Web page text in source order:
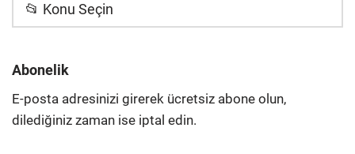
📂 Konu Seçin
Abonelik
E-posta adresinizi girerek ücretsiz abone olun,
dilediğiniz zaman ise iptal edin.